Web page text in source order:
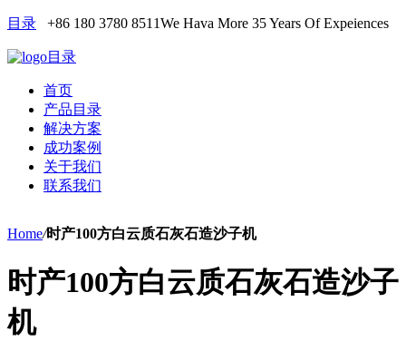
目录 +86 180 3780 8511We Hava More 35 Years Of Expeiences
目录
首页
产品目录
解决方案
成功案例
关于我们
联系我们
Home/时产100方白云质石灰石造沙子机
时产100方白云质石灰石造沙子
机